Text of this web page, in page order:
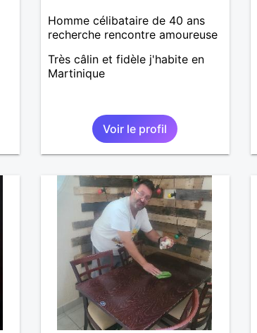
Homme célibataire de 40 ans
recherche rencontre amoureuse
Très câlin et fidèle j'habite en
Martinique
Voir le profil